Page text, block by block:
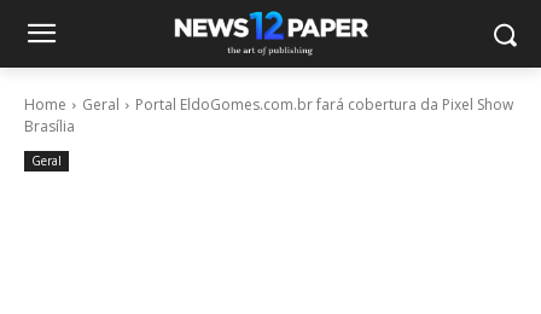
Home Geral
Portal EldoGomes.com.br fará cobertura da Pixel Show
Brasília
Geral